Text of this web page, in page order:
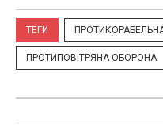
ТЕГИ
ПРОТИПОВІТРЯНА ОБОРОНА